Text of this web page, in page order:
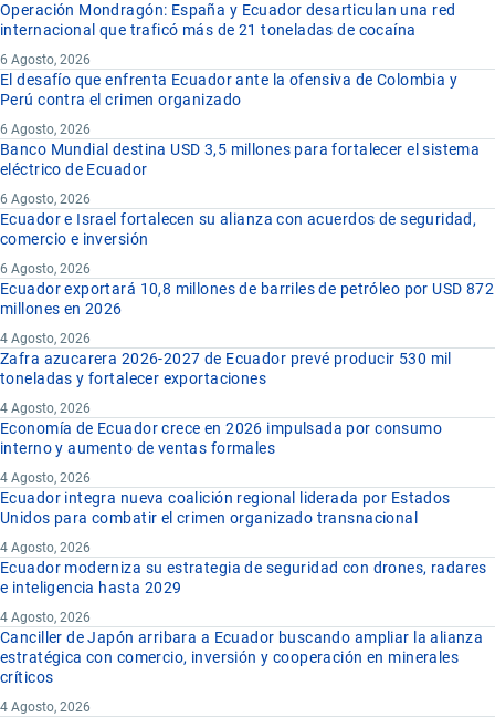
Operación Mondragón: España y Ecuador desarticulan una red
internacional que traficó más de 21 toneladas de cocaína
6 Agosto, 2026
El desafío que enfrenta Ecuador ante la ofensiva de Colombia y
Perú contra el crimen organizado
6 Agosto, 2026
Banco Mundial destina USD 3,5 millones para fortalecer el sistema
eléctrico de Ecuador
6 Agosto, 2026
Ecuador e Israel fortalecen su alianza con acuerdos de seguridad,
comercio e inversión
6 Agosto, 2026
Ecuador exportará 10,8 millones de barriles de petróleo por USD 872
millones en 2026
4 Agosto, 2026
Zafra azucarera 2026-2027 de Ecuador prevé producir 530 mil
toneladas y fortalecer exportaciones
4 Agosto, 2026
Economía de Ecuador crece en 2026 impulsada por consumo
interno y aumento de ventas formales
4 Agosto, 2026
Ecuador integra nueva coalición regional liderada por Estados
Unidos para combatir el crimen organizado transnacional
4 Agosto, 2026
Ecuador moderniza su estrategia de seguridad con drones, radares
e inteligencia hasta 2029
4 Agosto, 2026
Canciller de Japón arribara a Ecuador buscando ampliar la alianza
estratégica con comercio, inversión y cooperación en minerales
críticos
4 Agosto, 2026